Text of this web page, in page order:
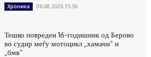
Хроника 06.08.2026 15:56
Тешко повреден 16-годишник од Берово
во судир меѓу мотоцикл „хамачи“ и
„бмв“